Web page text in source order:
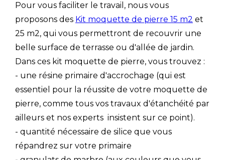
Pour vous faciliter le travail, nous vous
proposons des Kit moquette de pierre 15 m2 et
25 m2, qui vous permettront de recouvrir une
belle surface de terrasse ou d'allée de jardin.
Dans ces kit moquette de pierre, vous trouvez :
- une résine primaire d'accrochage (qui est
essentiel pour la réussite de votre moquette de
pierre, comme tous vos travaux d'étanchéité par
ailleurs et nos experts insistent sur ce point).
- quantité nécessaire de silice que vous
répandrez sur votre primaire